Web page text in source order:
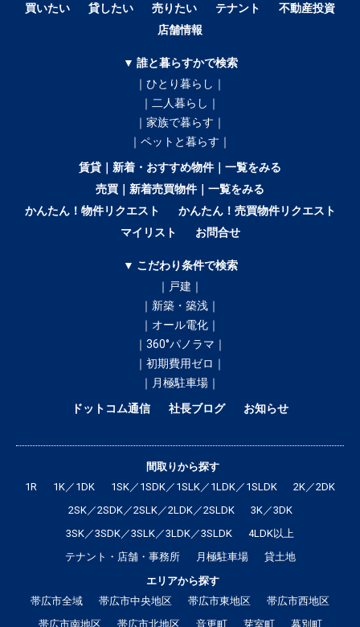
買いたい
貸したい 売りたい テナント
不動産投資
店舗情報
▼ 誰と暮らすかで検索
｜ひとり暮らし｜
｜二人暮らし｜
｜家族で暮らす｜
｜ペットと暮らす｜
賃貸｜新着・おすすめ物件｜一覧をみる
売買｜新着売買物件｜一覧をみる
かんたん！物件リクエスト
かんたん！売買物件リクエスト
マイリスト
お問合せ
▼ こだわり条件で検索
｜戸建｜
｜新築・築浅｜
｜オール電化｜
｜360°パノラマ｜
｜初期費用ゼロ｜
｜月極駐車場｜
ドットコム通信
社長ブログ お知らせ
間取りから探す
1R
1K／1DK 1SK／1SDK／1SLK／1LDK／1SLDK
2K／2DK
2SK／2SDK／2SLK／2LDK／2SLDK
3K／3DK
3SK／3SDK／3SLK／3LDK／3SLDK
4LDK以上
テナント・店舗・事務所
月極駐車場
貸土地
エリアから探す
帯広市全域
帯広市中央地区 帯広市東地区
帯広市西地区
帯広市南地区
帯広市北地区 音更町 芽室町 幕別町